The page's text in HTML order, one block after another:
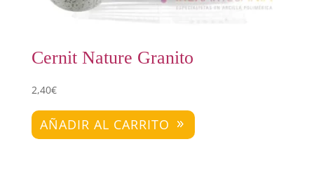
Cernit Nature Granito
2,40€
AÑADIR AL CARRITO